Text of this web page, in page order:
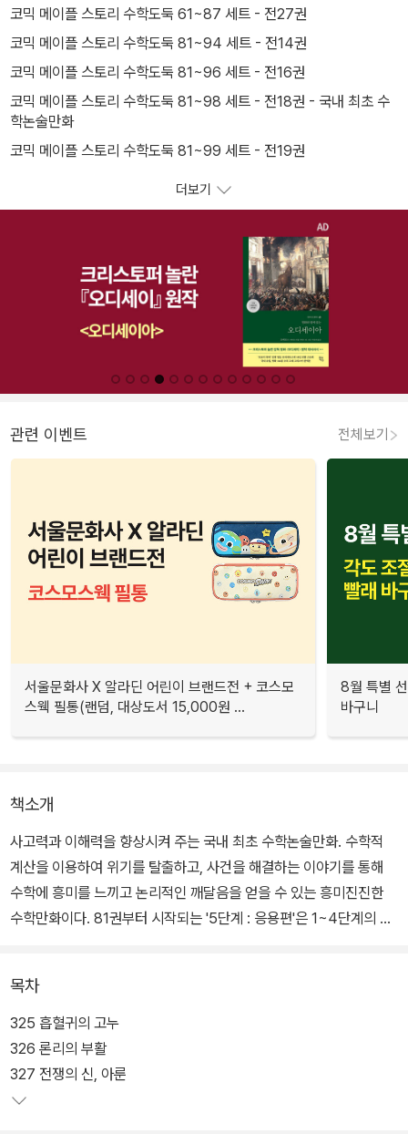
코믹 메이플 스토리 수학도둑 61~87 세트 - 전27권
코믹 메이플 스토리 수학도둑 81~94 세트 - 전14권
코믹 메이플 스토리 수학도둑 81~96 세트 - 전16권
코믹 메이플 스토리 수학도둑 81~98 세트 - 전18권 - 국내 최초 수
학논술만화
코믹 메이플 스토리 수학도둑 81~99 세트 - 전19권
더보기
관련 이벤트 전체보기
서울문화사 X 알라딘 어린이 브랜드전 + 코스모
스웩 필통(랜덤, 대상도서 15,000원 ...
8월 특별
바구니
책소개
사고력과 이해력을 향상시켜 주는 국내 최초 수학논술만화. 수학적
계산을 이용하여 위기를 탈출하고, 사건을 해결하는 이야기를 통해
수학에 흥미를 느끼고 논리적인 깨달음을 얻을 수 있는 흥미진진한
수학만화이다. 81권부터 시작되는 '5단계 : 응용편'은 1~4단계의 완
수학의 원리를 응용하여 어려운 문제를 해결할 수 있는 응용력을 키
우는 데 도움이 될 것이다.
목차
325 흡혈귀의 고누
326 론리의 부활
327 전쟁의 신, 아룬